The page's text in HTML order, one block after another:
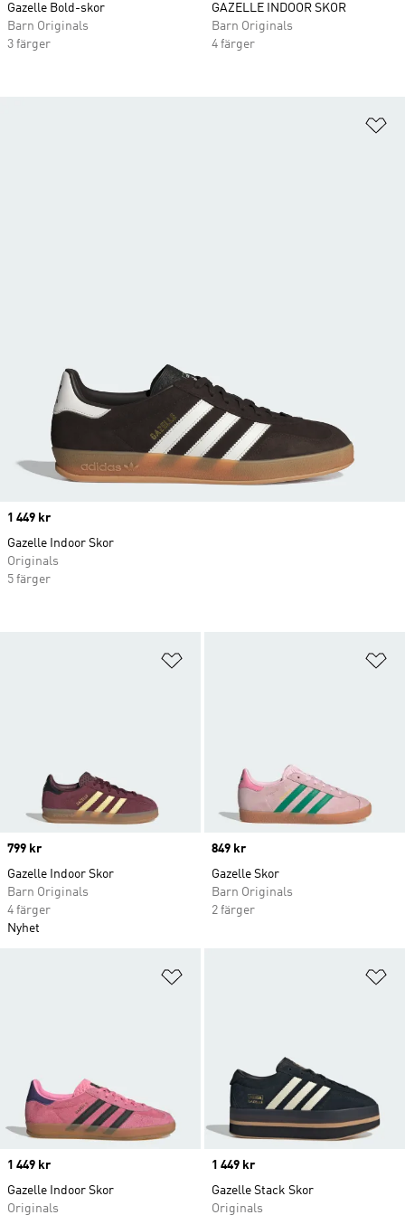
Gazelle Bold-skor
Barn Originals
3 färger
GAZELLE INDOOR SKOR
Barn Originals
4 färger
Price
799 kr
Gazelle Indoor Skor
Barn Originals
4 färger
Nyhet
Price
849 kr
Gazelle Skor
Barn Originals
2 färger
Price
1 449 kr
Gazelle Indoor Skor
Originals
Price
1 449 kr
Gazelle Stack Skor
Originals
Price
1 449 kr
Gazelle Indoor Skor
Originals
5 färger